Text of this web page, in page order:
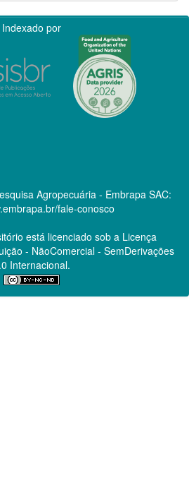
Indexado por
Agropecuária - Embrapa SAC:
fale-conosco
está licenciado sob a Licença
- NãoComercial - SemDerivações
Internacional.